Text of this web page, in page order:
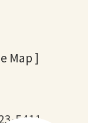
Map ]
5411